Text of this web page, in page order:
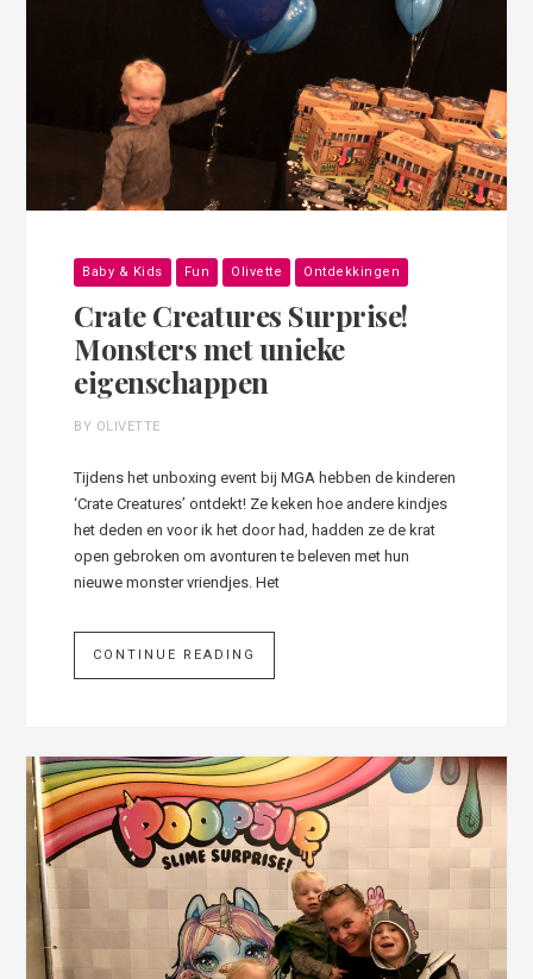
Baby & Kids Fun Olivette Ontdekkingen
Crate Creatures Surprise!
Monsters met unieke
eigenschappen
BY OLIVETTE
Tijdens het unboxing event bij MGA hebben de kinderen
‘Crate Creatures’ ontdekt! Ze keken hoe andere kindjes
het deden en voor ik het door had, hadden ze de krat
open gebroken om avonturen te beleven met hun
nieuwe monster vriendjes. Het
CONTINUE READING